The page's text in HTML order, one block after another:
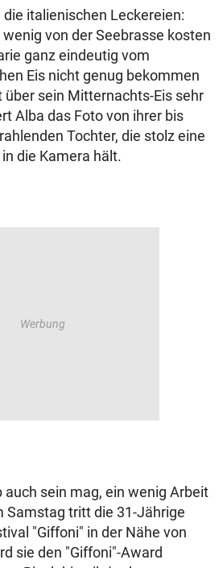
italienischen Leckereien:
von der Seebrasse kosten
ganz eindeutig vom
Eis nicht genug bekommen
über sein Mitternachts-Eis sehr
Alba das Foto von ihrer bis
Tochter, die stolz eine
die Kamera hält.
auch sein mag, ein wenig Arbeit
Samstag tritt die 31-Jährige
"Giffoni" in der Nähe von
sie den "Giffoni"-Award